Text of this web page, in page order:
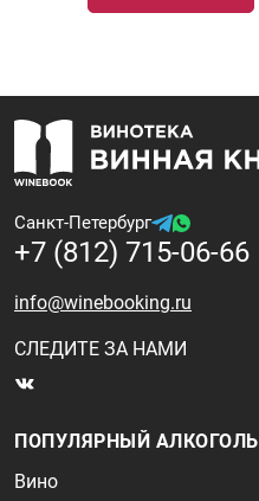
Санкт-Петербург
+7 (812) 715-06-66
info@winebooking.ru
СЛЕДИТЕ ЗА НАМИ
ПОПУЛЯРНЫЙ АЛКОГОЛЬ
Вино